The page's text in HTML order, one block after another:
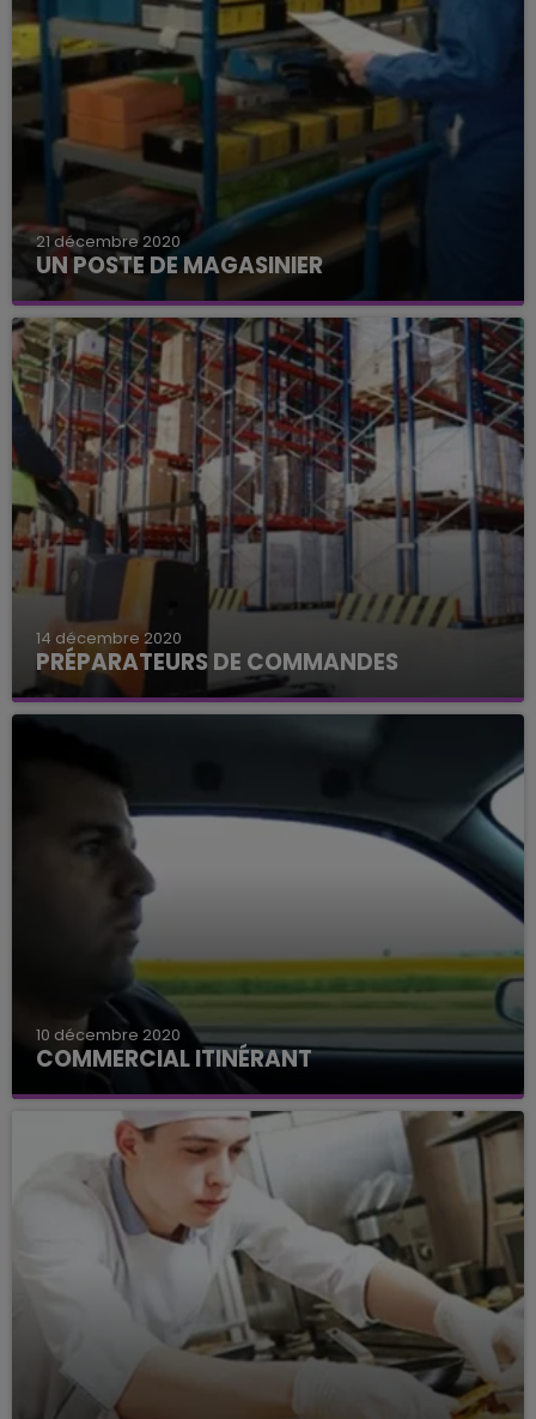
21 décembre 2020
UN POSTE DE MAGASINIER
Supplay à Château-Thierry recherche un
magasinier.
14 décembre 2020
PRÉPARATEURS DE COMMANDES
Proman dans le Sud de l'Aisne recrute un
préparateur commandes H/F.
10 décembre 2020
COMMERCIAL ITINÉRANT
Poste de commercial itinérant automobile dans